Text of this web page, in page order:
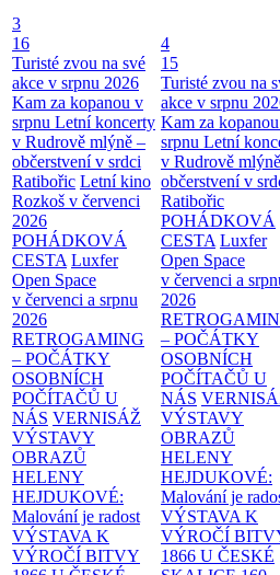
3
16
Turisté zvou na své
akce v srpnu 2026
Kam za kopanou v
srpnu Letní koncerty
v Rudrově mlýně –
občerstvení v srdci
Ratibořic Letní kino
Rozkoš v červenci
2026
POHÁDKOVÁ
CESTA Luxfer
Open Space
v červenci a srpnu
2026
RETROGAMING
– POČÁTKY
OSOBNÍCH
POČÍTAČŮ U
NÁS VERNISÁŽ
VÝSTAVY
OBRAZŮ
HELENY
HEJDUKOVÉ:
Malování je radost
VÝSTAVA K
VÝROČÍ BITVY
4
15
Turisté zvou na
akce v srpnu
Kam za
srpnu Letní
v Rudrově
občerstvení v
Ratibořic
POHÁDKOVÁ
CESTA Luxfer
Open Space
v červenci a
2026
– POČÁTKY
OSOBNÍCH
POČÍTAČŮ U
NÁS
VÝSTAVY
OBRAZŮ
HELENY
HEJDUKOVÉ:
Malování je
VÝSTAVA K
VÝROČÍ
1866 U ČESKÉ